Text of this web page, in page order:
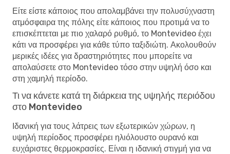
Είτε είστε κάποιος που απολαμβάνει την πολυσύχναστη
ατμόσφαιρα της πόλης είτε κάποιος που προτιμά να το
επισκέπτεται με πιο χαλαρό ρυθμό, το Montevideo έχει
κάτι να προσφέρει για κάθε τύπο ταξιδιώτη. Ακολουθούν
μερικές ιδέες για δραστηριότητες που μπορείτε να
απολαύσετε στο Montevideo τόσο στην υψηλή όσο και
στη χαμηλή περίοδο.
Τι να κάνετε κατά τη διάρκεια της υψηλής περιόδου
στο Montevideo
Ιδανική για τους λάτρεις των εξωτερικών χώρων, η
υψηλή περίοδος προσφέρει ηλιόλουστο ουρανό και
ευχάριστες θερμοκρασίες. Είναι η ιδανική στιγμή για να